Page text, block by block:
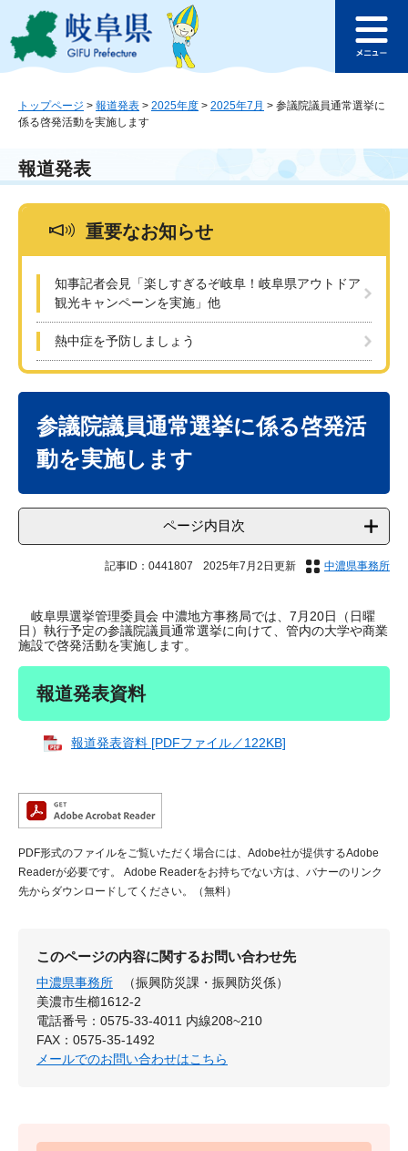
ジ
ュ
本
このページの本文へ
ュ
トップページ > 報道発表 > 2025年度 > 2025年7月 > 参議院議員通常選挙に
係る啓発活動を実施します
報道発表
重要なお知らせ
知事記者会見「楽しすぎるぞ岐阜！岐阜県アウトドア
観光キャンペーンを実施」他
熱中症を予防しましょう
参議院議員通常選挙に係る啓発活
動を実施します
ページ内目次
記事ID：0441807 2025年7月2日更新 中濃県事務所
岐阜県選挙管理委員会 中濃地方事務局では、7月20日（日曜
日）執行予定の参議院議員通常選挙に向けて、管内の大学や商業
施設で啓発活動を実施します。
報道発表資料
報道発表資料 [PDFファイル／122KB]
PDF形式のファイルをご覧いただく場合には、Adobe社が提供するAdobe
Readerが必要です。
Adobe Readerをお持ちでない方は、バナーのリンク
先からダウンロードしてください。（無料）
このページの内容に関するお問い合わせ先
中濃県事務所
（振興防災課・振興防災係）
美濃市生櫛1612-2
電話番号：0575-33-4011 内線208~210
FAX：0575-35-1492
メールでのお問い合わせはこちら